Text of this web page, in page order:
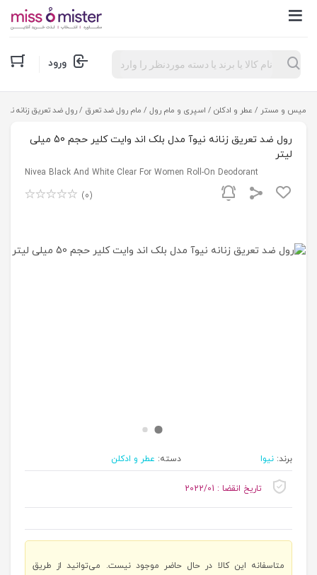
Products
search ورود
میس و مستر / عطر و ادکلن / اسپری و مام رول / مام رول ضد تعرق / رول ضد تعریق زنانه نیوآ
رول ضد تعریق زنانه نیوآ مدل بلک اند وایت کلیر حجم 50 میلی
لیتر
Nivea Black And White Clear For Women Roll-On Deodorant
(0)
برند: نیوا دسته: عطر و ادکلن
تاریخ انقضا : 2022/01
متاسفانه این کالا در حال حاضر موجود نیست. می‌توانید از طریق